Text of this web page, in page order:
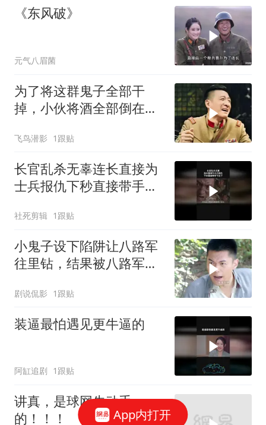
《东风破》
元气八眉菌
为了将这群鬼子全部干
掉，小伙将酒全部倒在了
飞鸟潜影 1跟贴
长官乱杀无辜连长直接为
士兵报仇下秒直接带手下
社死剪辑 1跟贴
小鬼子设下陷阱让八路军
往里钻，结果被八路军团
剧说侃影 1跟贴
装逼最怕遇见更牛逼的
阿缸追剧 1跟贴
讲真，是球网先动手
的！！！
App内打开